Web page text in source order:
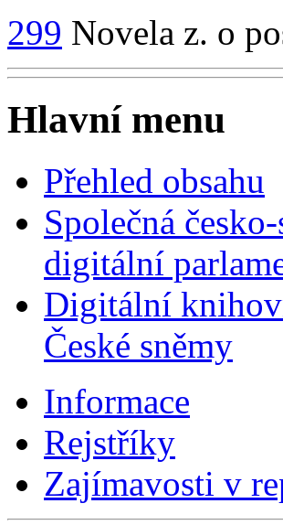
299 Novela z. o
Hlavní menu
Přehled obsahu
Společná
digitální
Digitální
České sněmy
Informace
Rejstříky
Zajímavosti v